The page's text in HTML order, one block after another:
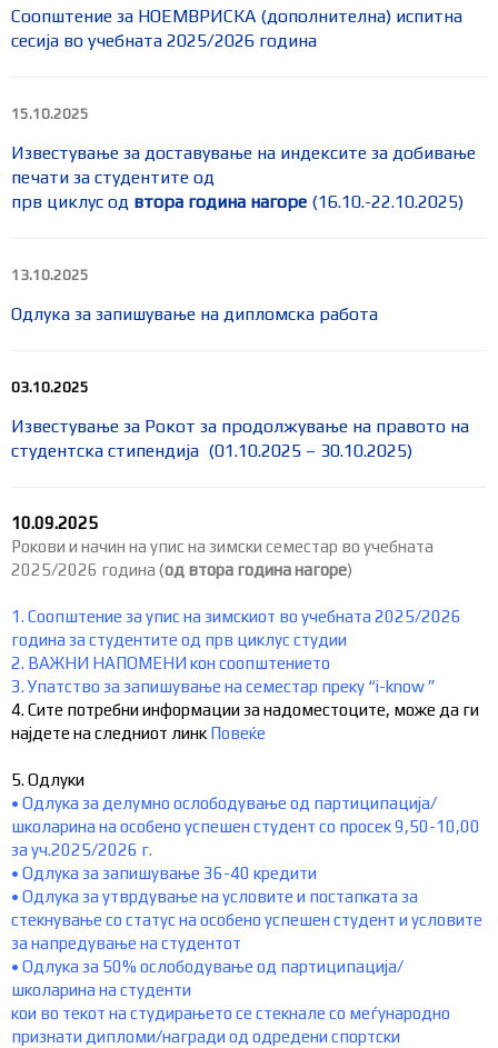
Соопштение за НОЕМВРИСКА (дополнителна) испитна
сесија во учебната 2025/2026 година
15.10.2025
Известување за доставување на индексите за добивање
печати за студентите од
прв циклус од втора година нагоре (16.10.-22.10.2025)
13.10.2025
Одлука за запишување на дипломска работа
03.10.2025
Известување за Рокот за продолжување на правото на
студентска стипендија (01.10.2025 – 30.10.2025)
10.09.2025
Рокови и начин на упис на зимски семестар во учебната
2025/2026 година (од втора година нагоре)
1. Соопштение за упис на зимскиот во учебната 2025/2026
година за студентите од прв циклус студии
2. ВАЖНИ НАПОМЕНИ кон соопштението
3.Упатство за запишување на семестар преку “i-know ”
4. Сите потребни информации за надоместоците, може да ги
најдете на следниот линк Повеќе
5. Одлуки
• Одлука за делумно ослободување од партиципација/
школарина на особено успешен студент со просек 9,50-10,00
за уч.2025/2026 г.
• Одлука за запишување 36-40 кредити
• Одлука за утврдување на условите и постапката за
стекнување со статус на особено успешен студент и условите
за напредување на студентот
• Одлука за 50% ослободување од партиципација/
школарина на студенти
кои во текот на студирањето се стекнале со меѓународно
признати дипломи/награди од одредени спортски